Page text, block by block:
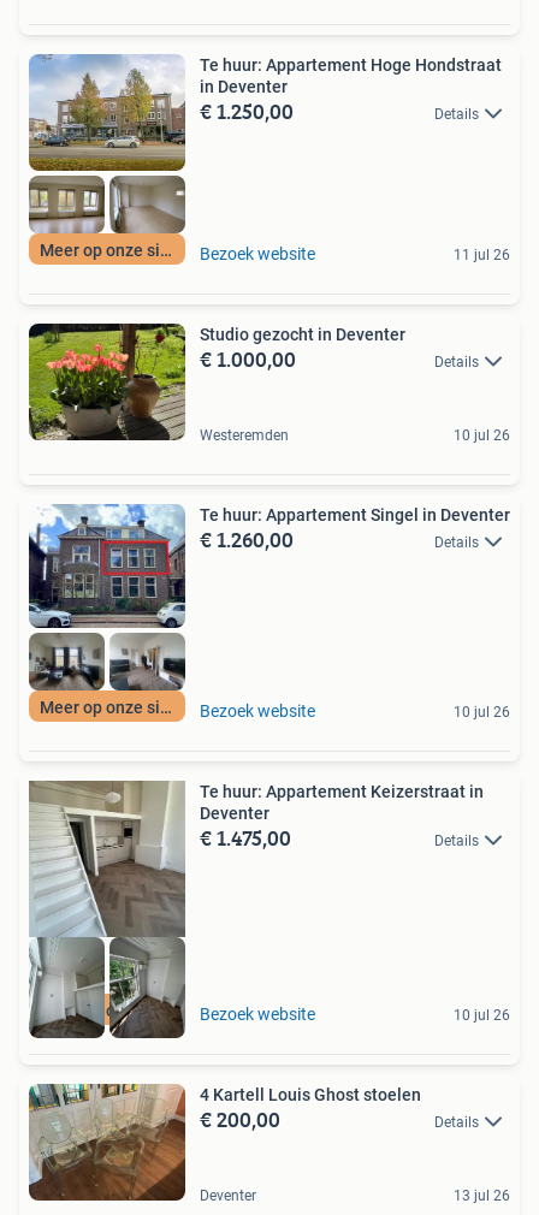
Meer op onze site
Te huur: Appartement Hoge Hondstraat
in Deventer
€ 1.250,00 Details
Bezoek website 11 jul 26
Studio gezocht in Deventer
€ 1.000,00 Details
Westeremden 10 jul 26
Meer op onze site
Te huur: Appartement Singel in Deventer
€ 1.260,00 Details
Bezoek website 10 jul 26
Meer op onze site
Te huur: Appartement Keizerstraat in
Deventer
€ 1.475,00 Details
Bezoek website 10 jul 26
4 Kartell Louis Ghost stoelen
€ 200,00 Details
Deventer 13 jul 26